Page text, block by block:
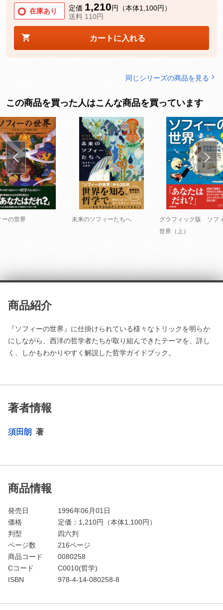
在庫あり 定価 1,210円（本体1,100円）
送料 110円
カートに入れる
同じシリーズの商品を見る
この商品を買った人はこんな商品を買っています
ーの世界 未来のソフィーたちへ
グラフィック版 ソフ
世界（上）
商品紹介
『ソフィーの世界』に仕掛けられている様々なトリックを明らか
にしながら、西洋の哲学者たちが取り組んできたテーマを、詳し
く、しかもわかりやすく解説した哲学ガイドブック。
著者情報
須田朗 著
商品情報
発売日
1996年06月01日
価格
定価： 1,210円（本体1,100円）
判型
四六判
ページ数
216ページ
商品コード
0080258
Cコード
C0010(哲学)
ISBN
978-4-14-080258-8